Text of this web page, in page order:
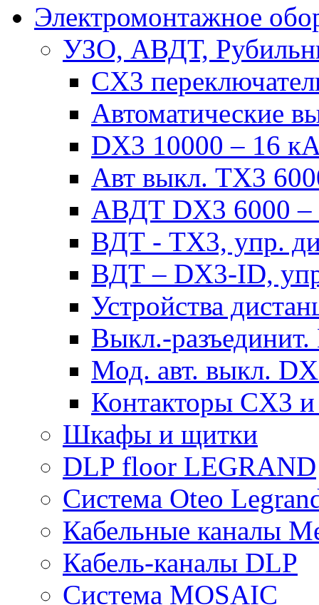
Электромонтажное
УЗО, АВДТ,
CX3
Автоматические
DX3 10000 – 16
Авт выкл. TX3
АВДТ DX3 6000 –
ВДТ - TX3, упр.
ВДТ – DX3-ID,
Устройства
Выкл.-
Мод. авт. выкл.
Контакторы CX3 и
Шкафы и щитки
DLP floor LEGRAND
Система Oteo
Кабельные каналы
Кабель-каналы DLP
Система MOSAIC